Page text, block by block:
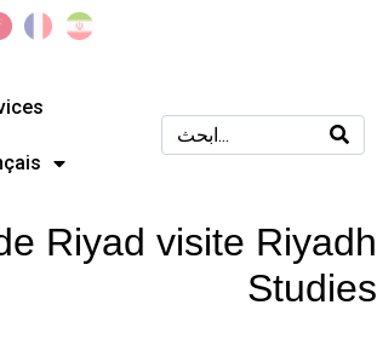
Riyad visite Riyadh
Studies